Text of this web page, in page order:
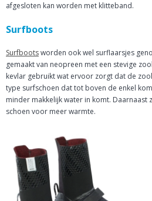
afgesloten kan worden met klitteband.
Surfboots
Surfbootsworden ook wel surflaarsjes
gemaakt van neopreen met een stevige
kevlar gebruikt wat ervoor zorgt dat de
type surfschoen dat tot boven de enkel
minder makkelijk water in komt. Daarnaast
schoen voor meer warmte.